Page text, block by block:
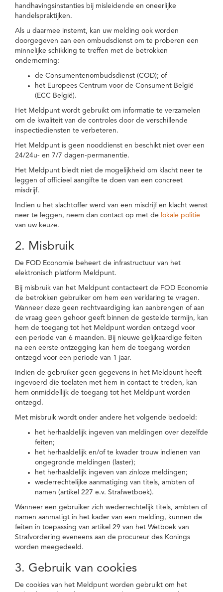
handhavingsinstanties bij misleidende en oneerlijke
handelspraktijken.
Als u daarmee instemt, kan uw melding ook worden
doorgegeven aan een ombudsdienst om te proberen een
minnelijke schikking te treffen met de betrokken
onderneming:
de Consumentenombudsdienst (COD); of
het Europees Centrum voor de Consument België
(ECC België).
Het Meldpunt wordt gebruikt om informatie te verzamelen
om de kwaliteit van de controles door de verschillende
inspectiediensten te verbeteren.
Het Meldpunt is geen nooddienst en beschikt niet over een
24/24u- en 7/7 dagen-permanentie.
Het Meldpunt biedt niet de mogelijkheid om klacht neer te
leggen of officieel aangifte te doen van een concreet
misdrijf.
Indien u het slachtoffer werd van een misdrijf en klacht wenst
neer te leggen, neem dan contact op met de lokale politie
van uw keuze.
2. Misbruik
De FOD Economie beheert de infrastructuur van het
elektronisch platform Meldpunt.
Bij misbruik van het Meldpunt contacteert de FOD Economie
de betrokken gebruiker om hem een verklaring te vragen.
Wanneer deze geen rechtvaardiging kan aanbrengen of aan
de vraag geen gehoor geeft binnen de gestelde termijn, kan
hem de toegang tot het Meldpunt worden ontzegd voor
een periode van 6 maanden. Bij nieuwe gelijkaardige feiten
na een eerste ontzegging kan hem de toegang worden
ontzegd voor een periode van 1 jaar.
Indien de gebruiker geen gegevens in het Meldpunt heeft
ingevoerd die toelaten met hem in contact te treden, kan
hem onmiddellijk de toegang tot het Meldpunt worden
ontzegd.
Met misbruik wordt onder andere het volgende bedoeld:
het herhaaldelijk ingeven van meldingen over dezelfde
feiten;
het herhaaldelijk en/of te kwader trouw indienen van
ongegronde meldingen (laster);
het herhaaldelijk ingeven van zinloze meldingen;
wederrechtelijke aanmatiging van titels, ambten of
namen (artikel 227 e.v. Strafwetboek).
Wanneer een gebruiker zich wederrechtelijk titels, ambten of
namen aanmatigt in het kader van een melding, kunnen de
feiten in toepassing van artikel 29 van het Wetboek van
Strafvordering eveneens aan de procureur des Konings
worden meegedeeld.
3. Gebruik van cookies
De cookies van het Meldpunt worden gebruikt om het